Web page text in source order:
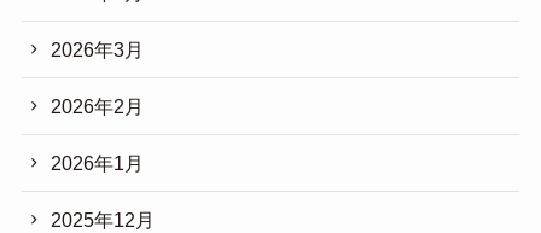
2026年3月
2026年2月
2026年1月
2025年12月